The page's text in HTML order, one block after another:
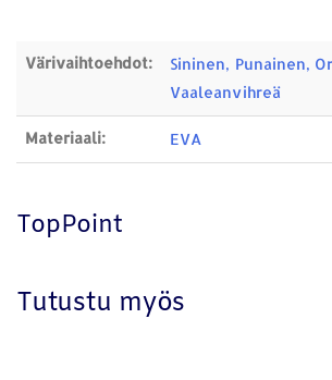
Värivaihtoehdot:
Sininen, Punainen,
Vaaleanvihreä
Materiaali: EVA
TopPoint
Tutustu myös